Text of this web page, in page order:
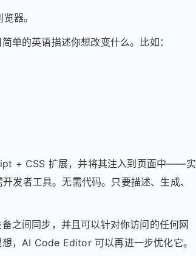
器。
单的英语描述你想改变什么。比如：
+ CSS 扩展，并将其注入到页面中——实
发者工具。无需代码。只要描述、生成、
之间同步，并且可以针对你访问的任何网
，AI Code Editor 可以再进一步优化它。